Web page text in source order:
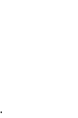
.